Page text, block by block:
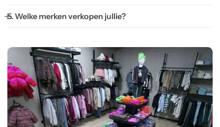
5. Welke merken verkopen jullie?